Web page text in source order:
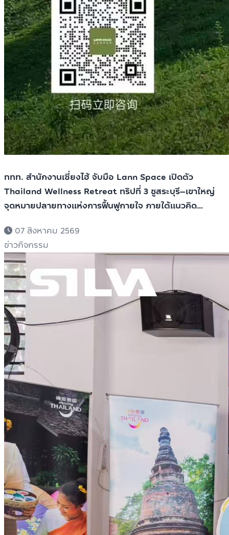
ททท. สำนักงานเซี่ยงไฮ้ จับมือ Lann Space เปิดตัว
Thailand Wellness Retreat ทริปที่ 3 ชูสระบุรี–เขาใหญ่
จุดหมายปลายทางแห่งการฟื้นฟูกายใจ ภายใต้แนวคิด
07 สิงหาคม 2569
ข่าวกิจกรรม